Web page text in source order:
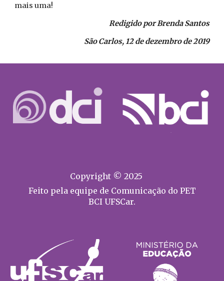
mais uma!
Redigido por Brenda Santos
São Carlos, 12 de dezembro de 2019
Copyright © 2025
Feito pela equipe de Comunicação do PET
BCI UFSCar.